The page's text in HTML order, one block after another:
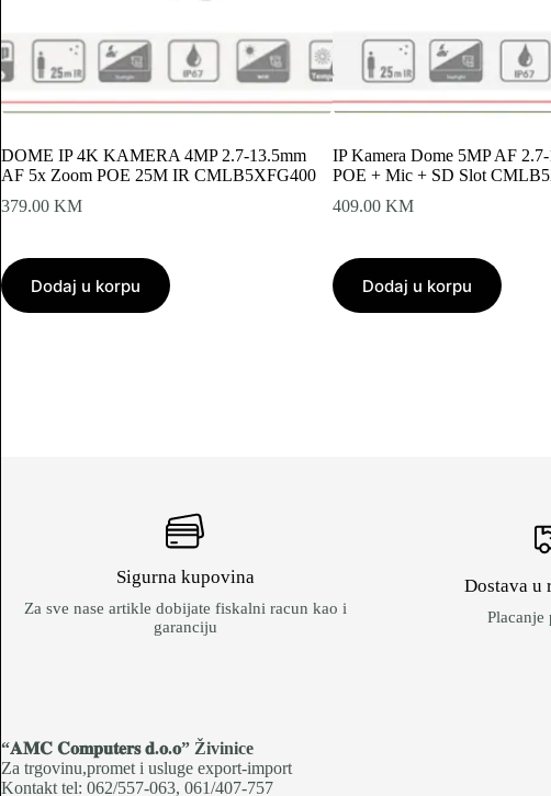
DOME IP 4K KAMERA 4MP 2.7-13.5mm
AF 5x Zoom POE 25M IR CMLB5XFG400
379.00 KM
Dodaj u korpu
IP Kamera Dome 5MP AF
POE + Mic + SD Slot
409.00 KM
Dodaj u korpu
Sigurna kupovina
Za sve nase artikle dobijate fiskalni racun kao i
garanciju
Dostava u
Placanje
“𝐀𝐌𝐂 𝐂𝐨𝐦𝐩𝐮𝐭𝐞𝐫𝐬 𝐝.𝐨.𝐨” Živinice
Za trgovinu,promet i usluge export-import
Kontakt tel: 062/557-063, 061/407-757